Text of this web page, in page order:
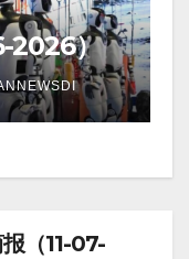
2026）
（11-07-